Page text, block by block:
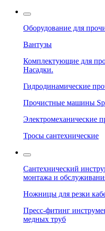
Оборудование для
Вантузы
Комплектующие для
Насадки.
Гидродинамические
Прочистные машины
Электромеханические
Тросы сантехнические
Сантехнический
монтажа и
Ножницы для резки
Пресс-фитинг
медных труб